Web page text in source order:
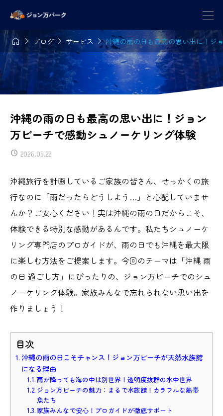
 ブログ サービス 沖縄の雨の日も最高の思い出に！ジ
沖縄の雨の日も最高の思い出に！ジョン
万ビーチで感動シュノーケリング体験
2026.05.22
沖縄旅行を計画しているご家族の皆さん、せっかくの旅
行なのに「雨だったらどうしよう…」と心配していませ
んか？ご安心ください！実は沖縄の雨の日だからこそ、
体験できる特別な感動があるんです。私たちシュノーケ
リング専門店のプロガイドが、雨の日でも沖縄を最大限
に楽しむ方法をご提案します。今回のテーマは「沖縄 雨
の日 過ごし方」にぴったりの、ジョン万ビーチでのシュ
ノーケリング体験。家族みんなで忘れられない思い出を
作りましょう！
目次
沖縄の雨の日こそチャンス！ジョン万ビーチが天然水族館
になる理由
雨が降っても海の中は別世界！透明度抜群の水中世界
ジョン万ビーチの魅力：まるで水族館！カラフルな熱帯
魚たち
家族みんなで安心！プロガイドが徹底サポート